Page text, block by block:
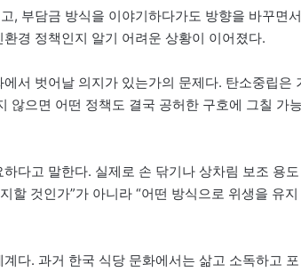
, 부담금 방식을 이야기하다가도 방향을 바꾸면서
경 정책인지 알기 어려운 상황이 이어졌다.
서 벗어날 의지가 있는가의 문제다. 탄소중립은
않으면 어떤 정책도 결국 공허한 구호에 그칠 가능
다고 말한다. 실제로 손 닦기나 상차림 보조 용도
할 것인가”가 아니라 “어떤 방식으로 위생을 유지
다. 과거 한국 식당 문화에서는 삶고 소독하고 포